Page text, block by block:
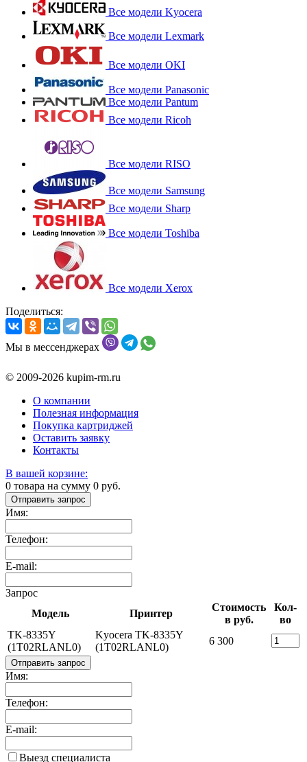
Все модели Kyocera
Все модели Lexmark
Все модели OKI
Все модели Panasonic
Все модели Pantum
Все модели Ricoh
Все модели RISO
Все модели Samsung
Все модели Sharp
Все модели Toshiba
Все модели Xerox
Поделиться:
Мы в мессенджерах
© 2009-2026 kupim-rm.ru
О компании
Полезная информация
Покупка картриджей
Оставить заявку
Контакты
В вашей корзине:
0 товара на сумму 0 руб.
Отправить запрос
Имя:
Телефон:
E-mail:
Запрос
Модель
Принтер
Стоимость
в руб.
Кол-
во
TK-8335Y
(1T02RLANL0)
Kyocera TK-8335Y
(1T02RLANL0)
6 300
Отправить запрос
Имя:
Телефон:
E-mail:
Выезд специалиста